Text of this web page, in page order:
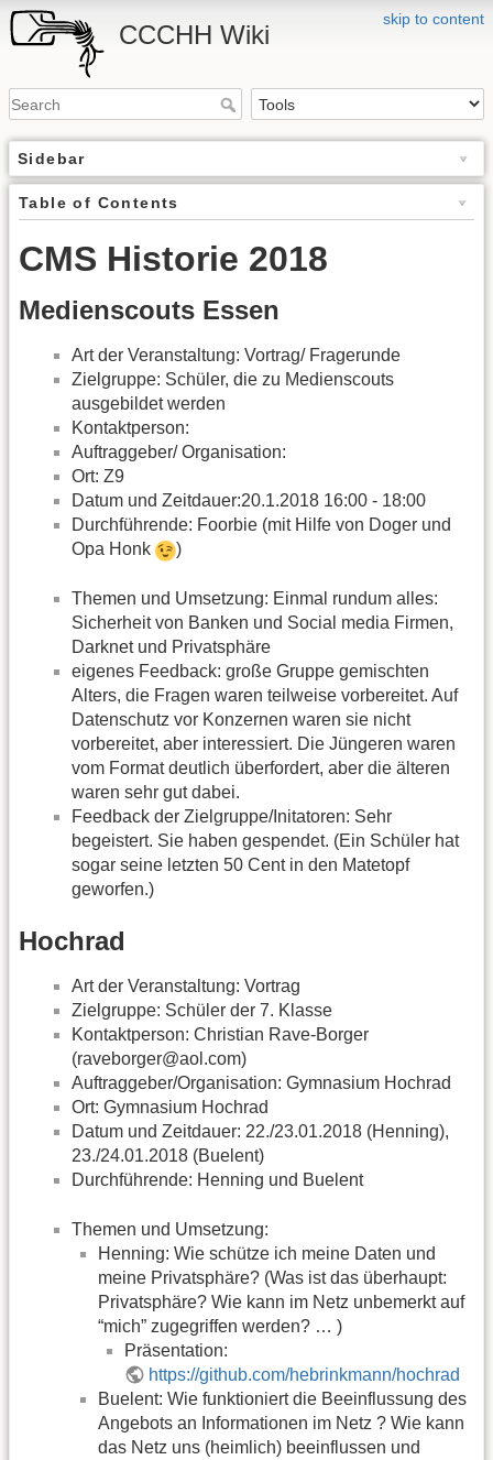
skip to content
CCCHH Wiki
Sidebar
Table of Contents
CMS Historie 2018
Medienscouts Essen
Art der Veranstaltung: Vortrag/ Fragerunde
Zielgruppe: Schüler, die zu Medienscouts
ausgebildet werden
Kontaktperson:
Auftraggeber/ Organisation:
Ort: Z9
Datum und Zeitdauer:20.1.2018 16:00 - 18:00
Durchführende: Foorbie (mit Hilfe von Doger und
Opa Honk
)
Themen und Umsetzung: Einmal rundum alles:
Sicherheit von Banken und Social media Firmen,
Darknet und Privatsphäre
eigenes Feedback: große Gruppe gemischten
Alters, die Fragen waren teilweise vorbereitet. Auf
Datenschutz vor Konzernen waren sie nicht
vorbereitet, aber interessiert. Die Jüngeren waren
vom Format deutlich überfordert, aber die älteren
waren sehr gut dabei.
Feedback der Zielgruppe/Initatoren: Sehr
begeistert. Sie haben gespendet. (Ein Schüler hat
sogar seine letzten 50 Cent in den Matetopf
geworfen.)
Hochrad
Art der Veranstaltung: Vortrag
Zielgruppe: Schüler der 7. Klasse
Kontaktperson: Christian Rave-Borger
(raveborger@aol.com)
Auftraggeber/Organisation: Gymnasium Hochrad
Ort: Gymnasium Hochrad
Datum und Zeitdauer: 22./23.01.2018 (Henning),
23./24.01.2018 (Buelent)
Durchführende: Henning und Buelent
Themen und Umsetzung:
Henning: Wie schütze ich meine Daten und
meine Privatsphäre? (Was ist das überhaupt:
Privatsphäre? Wie kann im Netz unbemerkt auf
“mich” zugegriffen werden? … )
Präsentation:
https://github.com/hebrinkmann/hochrad
Buelent: Wie funktioniert die Beeinflussung des
Angebots an Informationen im Netz ? Wie kann
das Netz uns (heimlich) beeinflussen und